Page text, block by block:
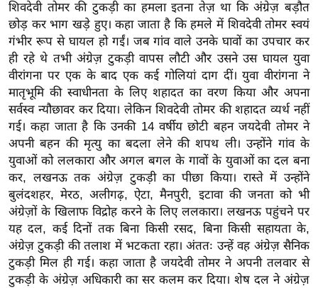
फ
ल
वि
शे
ष
वि
श्ले
ष
ण
ट्रें
डिं
ग
Q
u
शिवदेवी तोमर की टुकड़ी का हमला इतना तेज़ था कि अंग्रेज़ बड़ौत
छोड़ कर भाग खड़े हुए। कहा जाता है कि हमले में शिवदेवी तोमर स्वयं
गंभीर रूप से घायल हो गईं। जब गांव वाले उनके घावों का उपचार कर
ही रहे थे तभी अंग्रेज़ टुकड़ी वापस लौटी और उसने उस घायल युवा
वीरांगना पर एक के बाद एक कई गोलियां दाग दीं। युवा वीरांगना ने
मातृभूमि की स्वाधीनता के लिए शहादत का वरण किया और अपना
सर्वस्व न्यौछावर कर दिया। लेकिन शिवदेवी तोमर की शहादत व्यर्थ नहीं
गई। कहा जाता है कि उनकी 14 वर्षीय छोटी बहन जयदेवी तोमर ने
अपनी बहन की मृत्यु का बदला लेने की शपथ ली। उन्होंने गांव के
युवाओं को ललकारा और अगल बगल के गावों के युवाओं का दल बना
कर, लखनऊ तक अंग्रेज़ टुकड़ी का पीछा किया। रास्ते में उन्होंने
बुलंदशहर, मेरठ, अलीगढ़, ऐटा, मैनपुरी, इटावा की जनता को भी
अंग्रेज़ों के खिलाफ विद्रोह करने के लिए ललकारा। लखनऊ पहुंचने पर
यह दल, कई दिनों तक बिना किसी रसद, बिना किसी सहायता के,
अंग्रेज़ टुकड़ी की तलाश में भटकता रहा। अंततः उन्हें वह अंग्रेज़ सैनिक
टुकड़ी मिल ही गई। कहा जाता है जयदेवी तोमर ने अपनी तलवार से
टुकड़ी के अंग्रेज़ अधिकारी का सर कलम कर दिया। शेष दल ने अंग्रेज़